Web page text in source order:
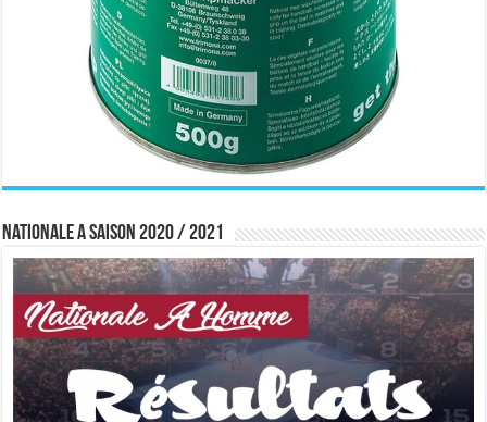
Nationale A saison 2020 / 2021